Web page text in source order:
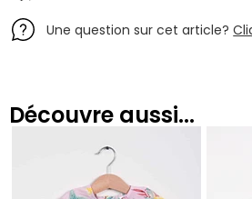
Une question sur cet article?
Découvre aussi...